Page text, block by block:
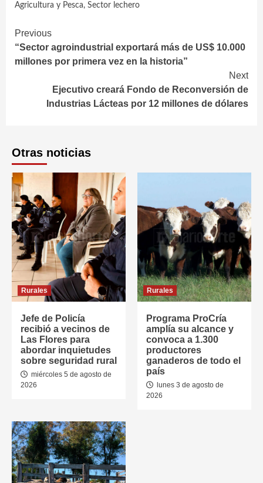
Agricultura y Pesca, Sector lechero
Continue
Reading
Previous
“Sector agroindustrial exportará más de US$ 10.000
millones por primera vez en la historia”
Next
Ejecutivo creará Fondo de Reconversión de
Industrias Lácteas por 12 millones de dólares
Otras noticias
Rurales
Jefe de Policía
recibió a vecinos de
Las Flores para
abordar inquietudes
sobre seguridad rural
miércoles 5 de agosto de
2026
Rurales
Programa ProCría
amplía su alcance y
convoca a 1.300
productores
ganaderos de todo el
país
lunes 3 de agosto de
2026